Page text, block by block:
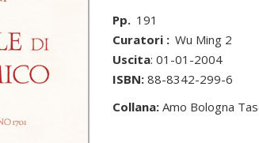
Pp. 191
Curatori : Wu Ming 2
Uscita: 01-01-2004
ISBN: 88-8342-299-6
Collana: Amo Bologna